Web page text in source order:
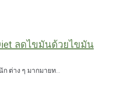
ลดไขมันด้วยไขมัน
ต่าง ๆ มากมายท...